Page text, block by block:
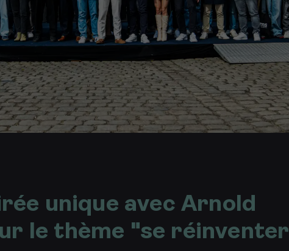
unique avec Arnold
le thème "se réinventer